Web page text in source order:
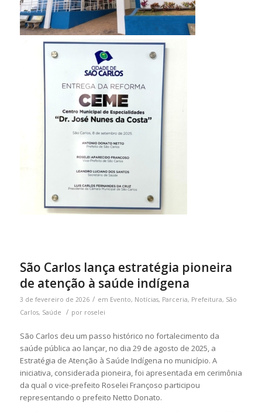
São Carlos lança estratégia pioneira
de atenção à saúde indígena
3 de fevereiro de 2026 / em Evento, Notícias, Parceria, Prefeitura, São
Carlos, Saúde / por roselei
São Carlos deu um passo histórico no fortalecimento da
saúde pública ao lançar, no dia 29 de agosto de 2025, a
Estratégia de Atenção à Saúde Indígena no município. A
iniciativa, considerada pioneira, foi apresentada em cerimônia
da qual o vice-prefeito Roselei Françoso participou
representando o prefeito Netto Donato.